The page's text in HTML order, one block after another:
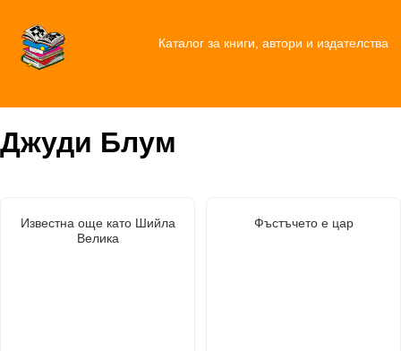
Каталог за книги, автори и издателства
Джуди Блум
Известна още като Шийла
Велика
Фъстъчето е цар